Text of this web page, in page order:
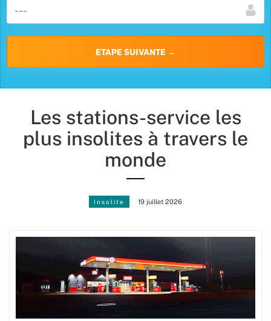
Les stations-service les
plus insolites à travers le
monde
Insolite 19 juillet 2026